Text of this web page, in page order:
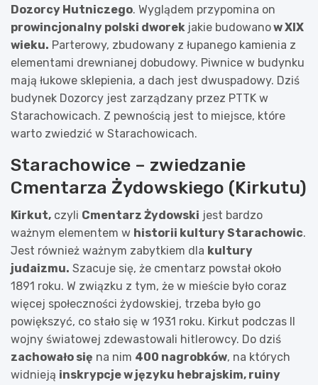
Dozorcy Hutniczego. Wyglądem przypomina on
prowincjonalny polski dworek jakie budowanow XIX
wieku. Parterowy, zbudowany z łupanego kamienia z
elementami drewnianej dobudowy. Piwnice w budynku
mają łukowe sklepienia, a dach jest dwuspadowy. Dziś
budynek Dozorcy jest zarządzany przez PTTK w
Starachowicach. Z pewnością jest to miejsce, które
warto zwiedzić w Starachowicach.
Starachowice – zwiedzanie
Cmentarza Żydowskiego (Kirkutu)
Kirkut, czyli Cmentarz Żydowski jest bardzo
ważnym elementem w historii kultury Starachowic.
Jest również ważnym zabytkiem dla kultury
judaizmu. Szacuje się, że cmentarz powstał około
1891 roku. W związku z tym, że w mieście było coraz
więcej społeczności żydowskiej, trzeba było go
powiększyć, co stało się w 1931 roku. Kirkut podczas II
wojny światowej zdewastowali hitlerowcy. Do dziś
zachowało się na nim 400 nagrobków, na których
widnieją inskrypcje w języku hebrajskim, ruiny